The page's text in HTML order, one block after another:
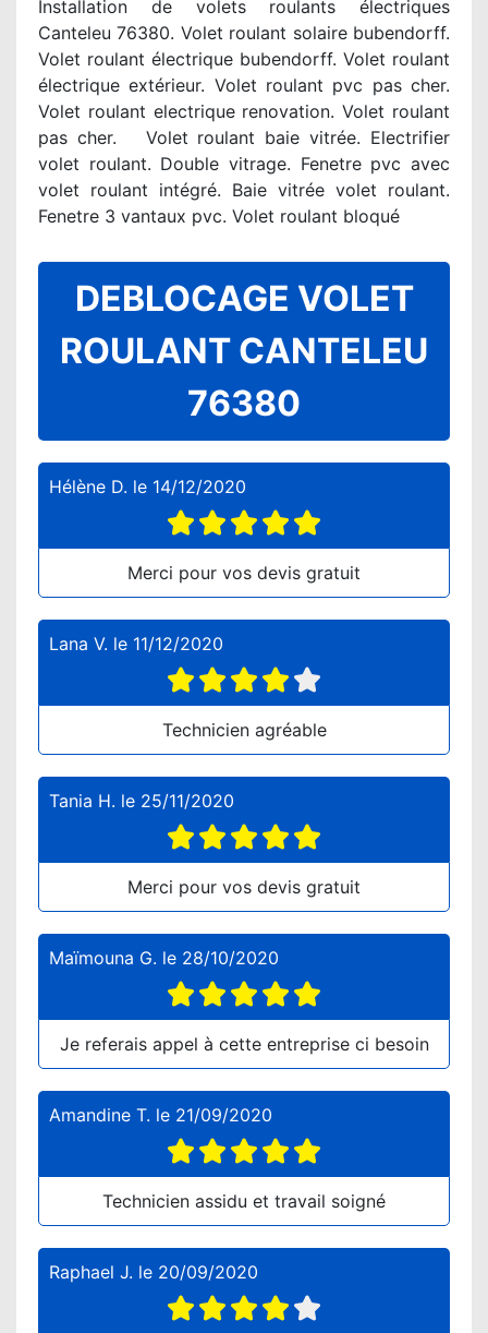
Installation de volets roulants électriques
Canteleu 76380. Volet roulant solaire bubendorff.
Volet roulant électrique bubendorff. Volet roulant
électrique extérieur. Volet roulant pvc pas cher.
Volet roulant electrique renovation. Volet roulant
pas cher. Volet roulant baie vitrée. Electrifier
volet roulant. Double vitrage. Fenetre pvc avec
volet roulant intégré. Baie vitrée volet roulant.
Fenetre 3 vantaux pvc. Volet roulant bloqué
DEBLOCAGE VOLET
ROULANT CANTELEU
76380
Hélène D. le 14/12/2020
Merci pour vos devis gratuit
Lana V. le 11/12/2020
Technicien agréable
Tania H. le 25/11/2020
Merci pour vos devis gratuit
Maïmouna G. le 28/10/2020
Je referais appel à cette entreprise ci besoin
Amandine T. le 21/09/2020
Technicien assidu et travail soigné
Raphael J. le 20/09/2020